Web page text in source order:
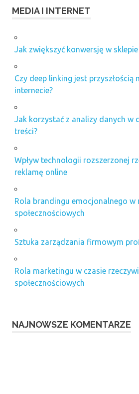
MEDIA I INTERNET
Jak zwiększyć konwersję w
Czy deep linking jest przyszłością
internecie?
Jak korzystać z analizy danych w
treści?
Wpływ technologii rozszerzonej
reklamę online
Rola brandingu emocjonalnego w
społecznościowych
Sztuka zarządzania firmowym
Rola marketingu w czasie
społecznościowych
NAJNOWSZE KOMENTARZE